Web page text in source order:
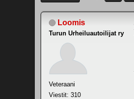
Loomis
Turun Urheiluautoilijat ry
Veteraani
Viestit: 310